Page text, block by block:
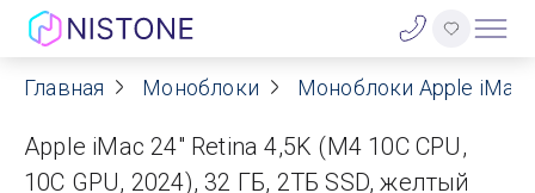
Акции
О нас
Главная Моноблоки Моноблоки Apple iMac
Apple iMac 24" Retina 4,5K (M4 10C CPU,
10C GPU, 2024), 32 ГБ, 2ТБ SSD, желтый